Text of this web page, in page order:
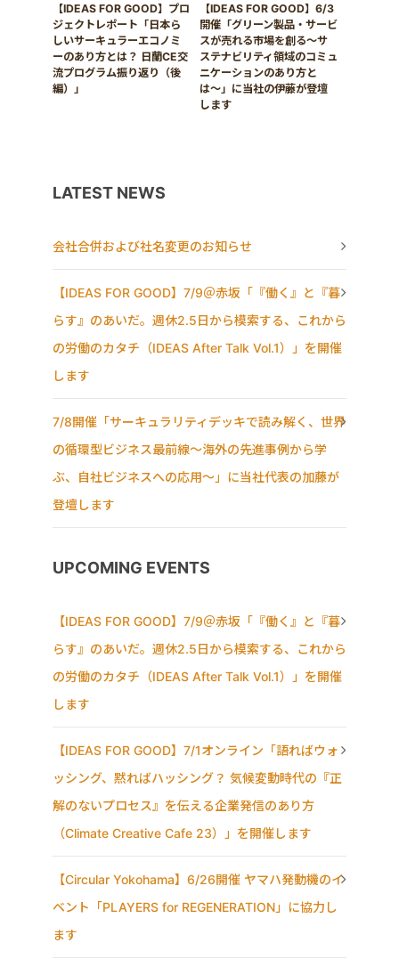
【IDEAS FOR GOOD】プロ
ジェクトレポート「日本ら
しいサーキュラーエコノミ
ーのあり方とは？ 日蘭CE交
流プログラム振り返り（後
編）」
【IDEAS FOR GOOD】6/3
開催「グリーン製品・サービ
スが売れる市場を創る〜サ
ステナビリティ領域のコミュ
ニケーションのあり方と
は〜」に当社の伊藤が登壇
します
LATEST NEWS
会社合併および社名変更のお知らせ
【IDEAS FOR GOOD】7/9＠赤坂「『働く』と『暮
らす』のあいだ。週休2.5日から模索する、これから
の労働のカタチ（IDEAS After Talk Vol.1）」を開催
します
7/8開催「サーキュラリティデッキで読み解く、世界
の循環型ビジネス最前線〜海外の先進事例から学
ぶ、自社ビジネスへの応用〜」に当社代表の加藤が
登壇します
UPCOMING EVENTS
【IDEAS FOR GOOD】7/9＠赤坂「『働く』と『暮
らす』のあいだ。週休2.5日から模索する、これから
の労働のカタチ（IDEAS After Talk Vol.1）」を開催
します
【IDEAS FOR GOOD】7/1オンライン「語ればウォ
ッシング、黙ればハッシング？ 気候変動時代の『正
解のないプロセス』を伝える企業発信のあり方
（Climate Creative Cafe 23）」を開催します
【Circular Yokohama】6/26開催 ヤマハ発動機のイ
ベント「PLAYERS for REGENERATION」に協力し
ます